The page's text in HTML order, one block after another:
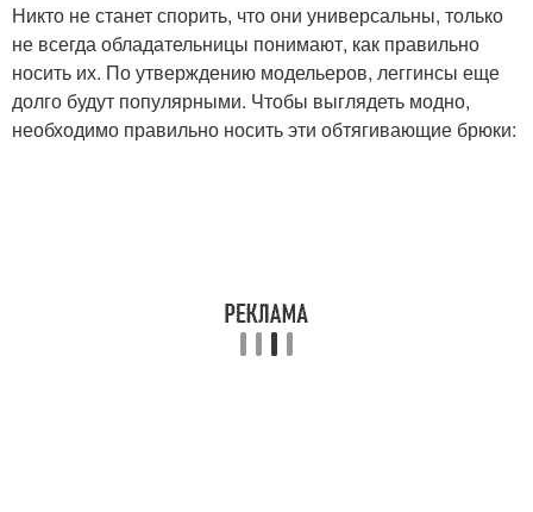
Никто не станет спорить, что они универсальны, только
не всегда обладательницы понимают, как правильно
носить их. По утверждению модельеров, леггинсы еще
долго будут популярными. Чтобы выглядеть модно,
необходимо правильно носить эти обтягивающие брюки: